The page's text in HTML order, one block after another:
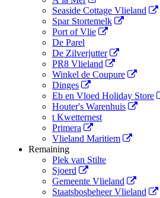
Seaside Cottage Vlieland
Spar Stortemelk
Port of Vlie
De Parel
De Zilverjutter
PR8 Vlieland
Winkel de Coupure
Dinges
Eb en Vloed Holiday Store
Houter's Warenhuis
t Kwetternest
Primera
Vlieland Maritiem
Remaining
Plek van Stilte
Sjoerd
Gemeente Vlieland
Staatsbosbeheer Vlieland